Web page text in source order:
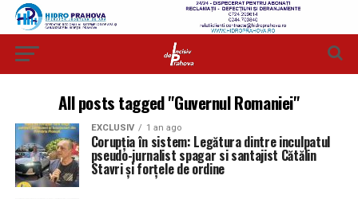
All posts tagged "Guvernul Romaniei"
EXCLUSIV 1 an ago
Corupția în sistem: Legătura dintre inculpatul
pseudo-jurnalist spagar si santajist Cătălin
Stavri și forțele de ordine